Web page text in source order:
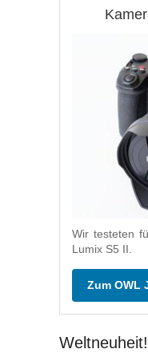
Wir testeten
Lumix S5 II.
Zum OWL